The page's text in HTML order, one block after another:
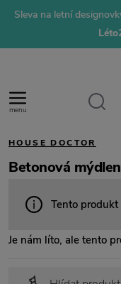
Sleva na letní
menu
HOUSE DOCTOR
Betonová
Tento
Je nám líto, ale tento